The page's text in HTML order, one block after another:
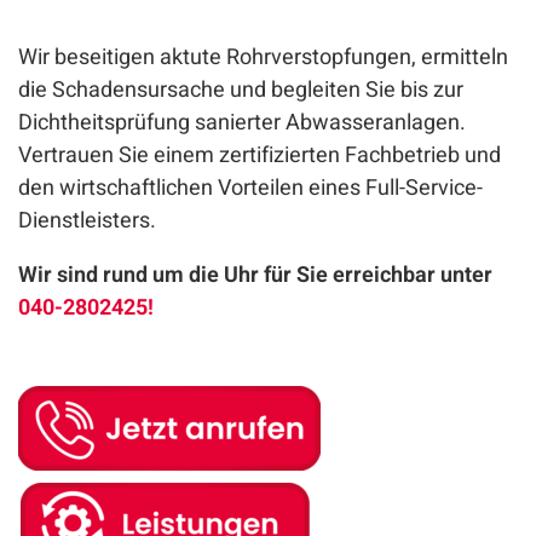
Wir beseitigen aktute Rohrverstopfungen, ermitteln
die Schadensursache und begleiten Sie bis zur
Dichtheitsprüfung sanierter Abwasseranlagen.
Vertrauen Sie einem zertifizierten Fachbetrieb und
den wirtschaftlichen Vorteilen eines Full-Service-
Dienstleisters.
Wir sind rund um die Uhr für Sie erreichbar unter
040-2802425!